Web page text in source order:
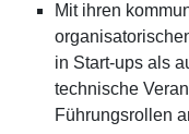
Mit ihren
in Start-ups als
technische
Führungsrollen